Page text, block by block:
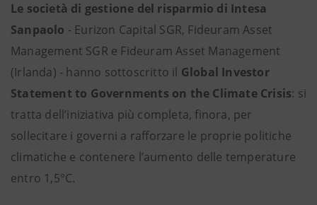
Le società di gestione del risparmio di Intesa
Sanpaolo - Eurizon Capital SGR, Fideuram Asset
Management SGR e Fideuram Asset Management
(Irlanda) - hanno sottoscritto il Global Investor
Statement to Governments on the Climate Crisis: si
tratta dell’iniziativa più completa, finora, per
sollecitare i governi a rafforzare le proprie politiche
climatiche e contenere l’aumento delle temperature
entro 1,5°C.